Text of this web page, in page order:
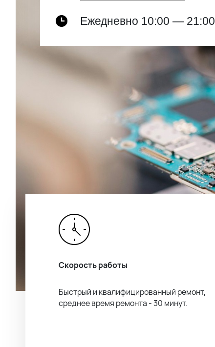
Ежедневно 10:00 — 21:00
Скорость работы
Быстрый и квалифицированный ремонт,
среднее время ремонта - 30 минут.